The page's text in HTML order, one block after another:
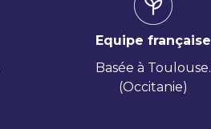
Equipe française
Basée à Toulouse.
(Occitanie)